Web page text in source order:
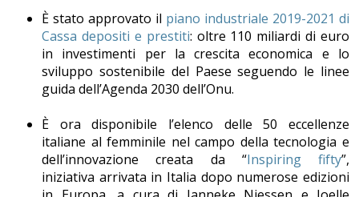
È stato approvato il piano industriale 2019-2021 di
Cassa depositi e prestiti: oltre 110 miliardi di euro
in investimenti per la crescita economica e lo
sviluppo sostenibile del Paese seguendo le linee
guida dell’Agenda 2030 dell’Onu.
È ora disponibile l’elenco delle 50 eccellenze
italiane al femminile nel campo della tecnologia e
dell’innovazione creata da “Inspiring fifty”,
iniziativa arrivata in Italia dopo numerose edizioni